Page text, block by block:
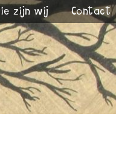
zijn wij Contact